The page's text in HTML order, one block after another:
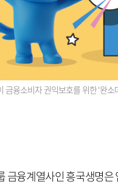
금융소비자 권익보호를 위한 ‘완
금융계열사인 흥국생명은